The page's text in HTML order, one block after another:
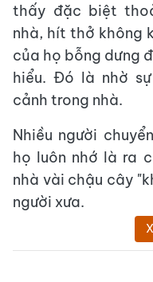
thấy đặc biệt
nhà, hít thở không
của họ bỗng dưng
hiểu. Đó là nhờ
cảnh trong nhà.
Nhiều người
họ luôn nhớ là ra
nhà vài chậu cây
người xưa.